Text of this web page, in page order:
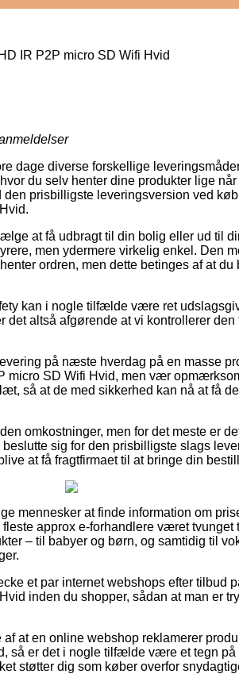
IR P2P micro SD Wifi Hvid
dage diverse forskellige
du selv henter dine produkter lige
prisbilligste leveringsversion ved
at få udbragt til din bolig eller ud til
men ydermere virkelig enkel. Den
ordren, men dette betinges af at
kan i nogle tilfælde være ret
det altså afgørende at vi kontrollerer
på næste hverdag på en masse
micro SD Wifi Hvid, men vær
så at de med sikkerhed kan nå at få
omkostninger, men for det meste er
sig for den prisbilligste slags
at få fragtfirmaet til at bringe din
mennesker at finde information om
approx e-forhandlere været tvunget
– til babyer og børn, og samtidig til
et par internet webshops efter tilbud
inden du shopper, sådan at man er
at en online webshop reklamerer
så er det i nogle tilfælde være et tegn
støtter dig som køber overfor